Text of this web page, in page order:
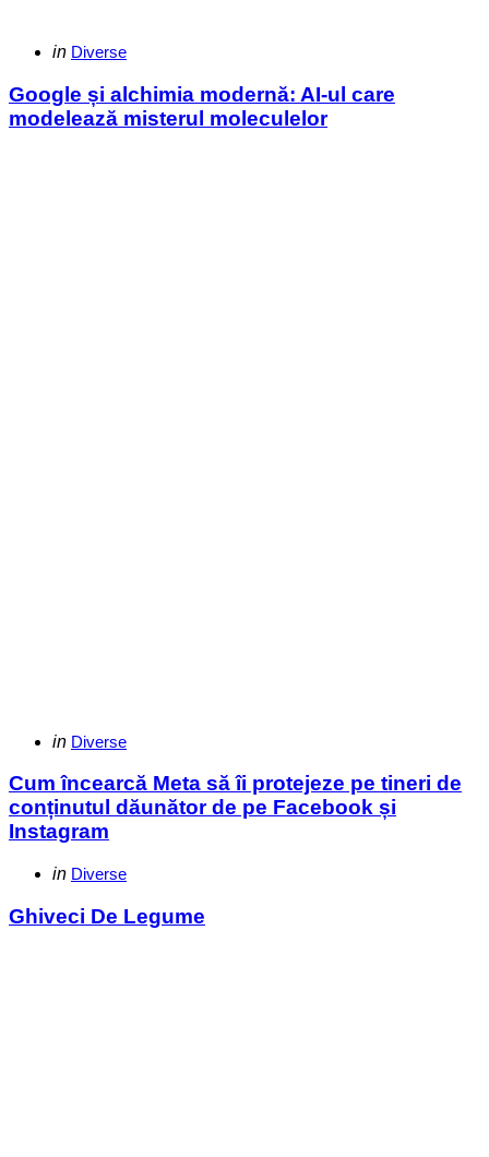
Categories
Posted
in Diverse
Google și alchimia modernă: AI-ul care
modelează misterul moleculelor
Categories
Posted
in Diverse
Cum încearcă Meta să îi protejeze pe tineri de
conținutul dăunător de pe Facebook și
Instagram
Categories
Posted
in Diverse
Ghiveci De Legume